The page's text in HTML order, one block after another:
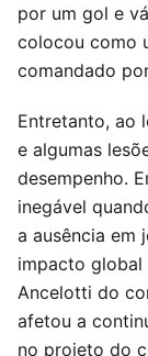
por um gol e
colocou como
comandado
Entretanto, ao
e algumas
desempenho.
inegável
a ausência em
impacto global
Ancelotti do
afetou a
no projeto do